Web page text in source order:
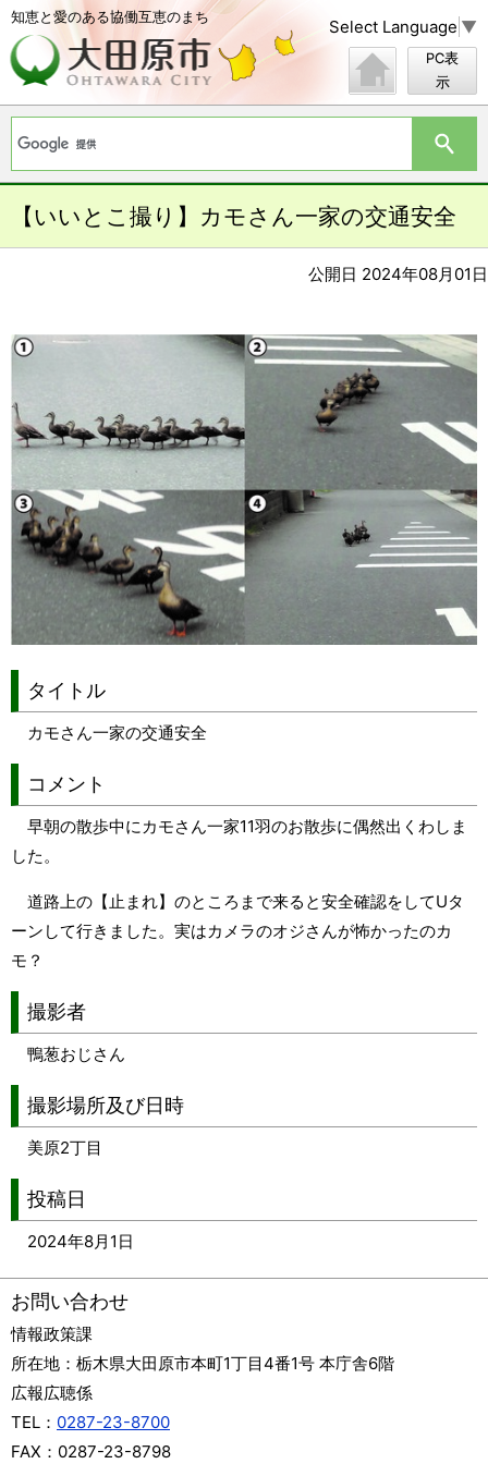
知恵と愛のある協働互恵のまち Select Language ▼
PC表
示
【いいとこ撮り】カモさん一家の交通安全
公開日 2024年08月01日
タイトル
カモさん一家の交通安全
コメント
早朝の散歩中にカモさん一家11羽のお散歩に偶然出くわしま
した。
道路上の【止まれ】のところまで来ると安全確認をしてUタ
ーンして行きました。実はカメラのオジさんが怖かったのカ
モ？
撮影者
鴨葱おじさん
撮影場所及び日時
美原2丁目
投稿日
2024年8月1日
お問い合わせ
情報政策課
所在地： 栃木県大田原市本町1丁目4番1号 本庁舎6階
広報広聴係
TEL： 0287-23-8700
FAX： 0287-23-8798